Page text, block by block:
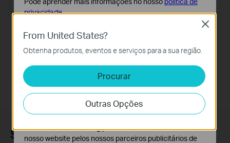
TL-SF1008D
8-Port 10/100Mbps Desktop
TL-SF1005D
5-Port 10/100Mbps Desktop
Subscrição
From United States?
Obtenha produtos, eventos e serviços para a sua região.
Procurar
Outras Opções
Close
privacidade.
Os cookies são necessários para o funcionamento do
website e não podem ser desativados nos seus
Cookies de Análise e Marketing
Os cookies de analise permite-nos analisar as suas
atividades no nosso website para melhorar e ajustar a
funcionalidade do nosso website.
O cookies de marketing podem ser definidos através do
nosso website pelos nossos parceiros publicitários de